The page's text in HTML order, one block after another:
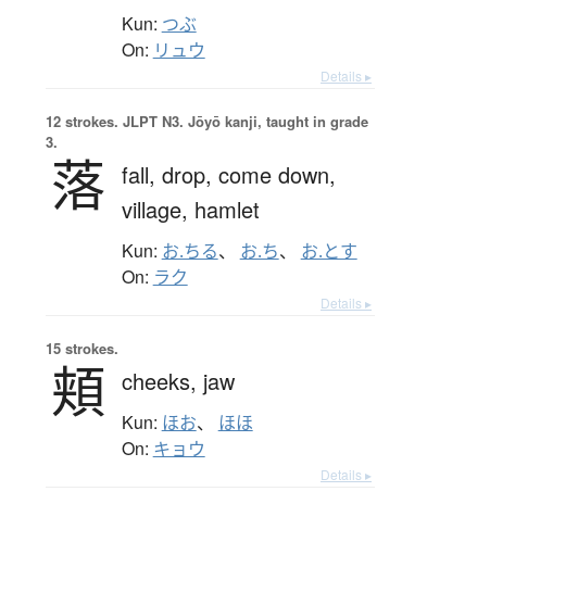
Kun: つぶ
On: リュウ
Details ▸
12 strokes. JLPT N3. Jōyō kanji, taught in grade
3.
落 fall, drop, come down,
village, hamlet
Kun: お.ちる、 お.ち、 お.とす
On: ラク
Details ▸
15 strokes.
頬 cheeks, jaw
Kun: ほお、 ほほ
On: キョウ
Details ▸